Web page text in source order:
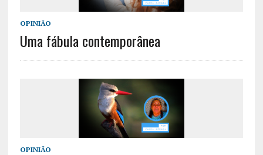
OPINIÃO
Uma fábula contemporânea
OPINIÃO